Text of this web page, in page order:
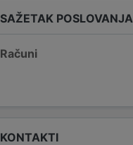
SAŽETAK POSLOVANJA
Računi
KONTAKTI